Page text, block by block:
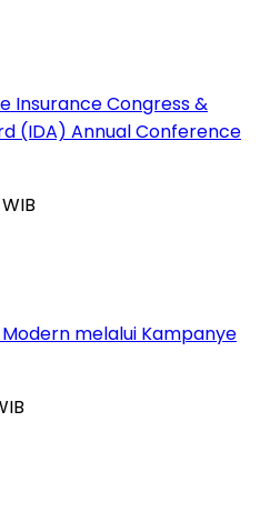
Insurance Congress &
(IDA) Annual Conference
Modern melalui Kampanye